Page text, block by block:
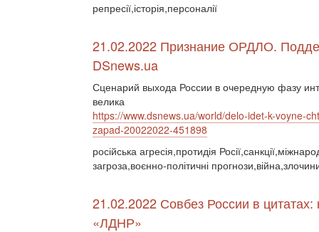
репресії,історія,персоналії
21.02.2022 Признание ОРДЛО.
DSnews.ua
Сценарий выхода России в очередную фазу
велика
https://www.dsnews.ua/world/delo-idet-k-voyne-
zapad-20022022-451898
російська агресія,протидія
загроза,воєнно-політичні
21.02.2022 Совбез России в цитатах:
«ЛДНР»